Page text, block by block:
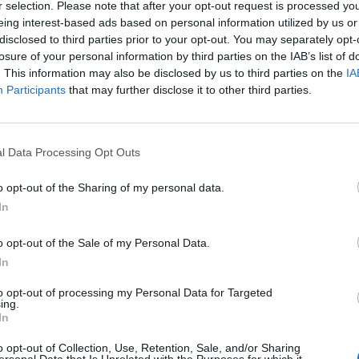
selection. Please note that after your opt-out request is processed
interest-based ads based on personal information utilized by us
to third parties prior to your opt-out. You may separately
of your personal information by third parties on the IAB’s list of
This information may also be disclosed by us to third parties on the
Participants that may further disclose it to other third parties.
Data Processing Opt Outs
opt-out of the Sharing of my personal data.
opt-out of the Sale of my Personal Data.
opt-out of processing my Personal Data for Targeted
opt-out of Collection, Use, Retention, Sale, and/or Sharing
ARTÍCULO SIGUIENTE
QUÉ FUE DE LOS GANADORES
DE 'GOT TALENT ESPAÑA'